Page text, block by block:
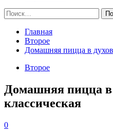
Найти:
Главная
Второе
Домашняя пицца в
Второе
Домашняя пицца в
классическая
0